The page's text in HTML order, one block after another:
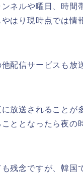
ネルや曜日、時間
はり現時点では情
配信サービスも放
放送されることが
ととなったら夜の
残念ですが、韓国